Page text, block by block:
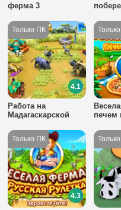
ферма 3
Работа на
Мадагаскарской
4.1
печем
4.3